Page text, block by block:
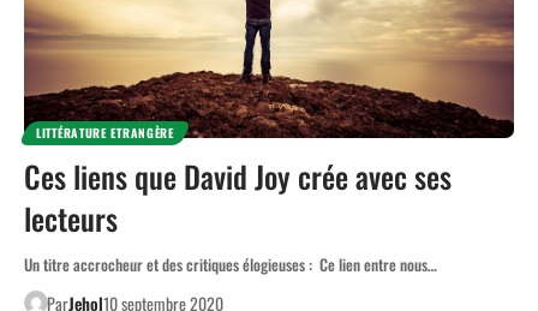
LITTÉRATURE ETRANGÈRE
Ces liens que David Joy crée avec ses
lecteurs
Un titre accrocheur et des critiques élogieuses : Ce lien entre nous…
ParJehol10 septembre 2020